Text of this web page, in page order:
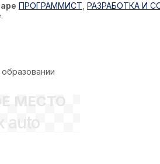
ПРОГРАММИСТ РАЗРАБОТКА И
МЕСТО
auto